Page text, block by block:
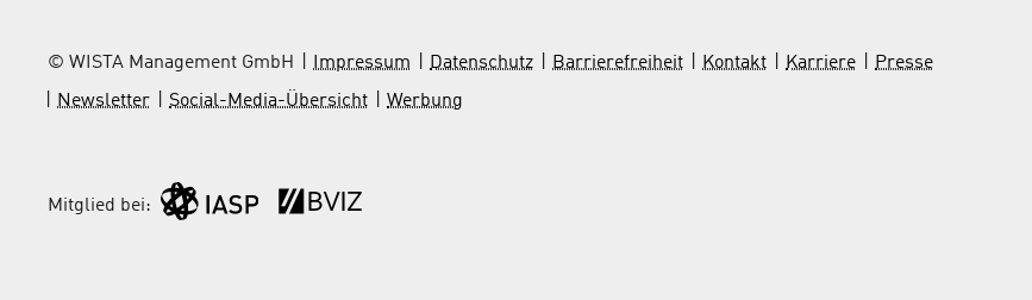
© WISTA Management GmbH Impressum Datenschutz Barrierefreiheit Kontakt Karriere
Presse
Newsletter
Social-Media-Übersicht Werbung
Mitglied bei: